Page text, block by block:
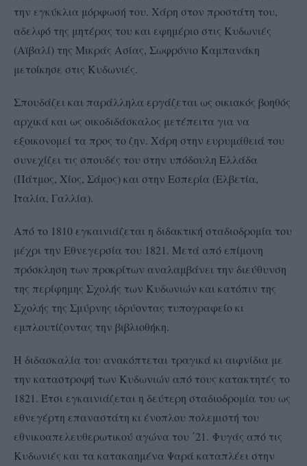
την εγκύκλια μόρφωσή του. Χάρη στον προστάτη του,
αδελφό της μητέρας του και εφημέριο στις Κυδωνιές
(Αϊβαλί) της Μικράς Ασίας, Σωφρόνιο Καμπανάκη
μετοίκησε στις Κυδωνιές.
Σπουδάζει και παράλληλα εργάζεται ως οικιακός βοηθός
αρχικά και ως οικοδιδάσκαλος μετέπειτα για να
εξοικονομεί τα προς το ζην. Χάρη στην ευρυμάθειά του
συνεχίζει τις σπουδές του στην υπόδουλη Ελλάδα
(Πάτμος, Χίος, Σάμος) και στην Εσπερία (Ελβετία,
Ιταλία, Γαλλία).
Από το 1810 εγκαινιάζεται η διδακτική σταδιοδρομία του
μέχρι την Εθνεγερσία του 1821. Μετά από επίμονη
πρόσκληση των προκρίτων αναλαμβάνει την διεύθυνση
της περίφημης Σχολής των Κυδωνιών και κατόπιν της
Σχολής της Σμύρνης ιδρύοντας τυπογραφείο κι
εμπλουτίζοντας την βιβλιοθήκη.
Η διδασκαλία του ανακόπτεται τραγικά κι αιφνίδια με
την καταστροφή των Κυδωνιών από τους κατακτητές το
1821. Έτσι εγκαινιάζεται η δεύτερη σταδιοδρομία του ως
εθνεγέρτη επαναστάτη κι ένοπλου πολεμιστή του
εθνικοαπελευθερωτικού αγώνα του ΄21. Φυγάς από τις
Κυδωνιές και τα κατακαημένα Ψαρά καταπλέει στην